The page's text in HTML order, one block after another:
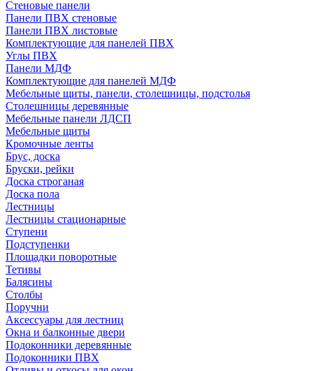
Стеновые панели
Панели ПВХ стеновые
Панели ПВХ листовые
Комплектующие для панелей ПВХ
Углы ПВХ
Панели МДФ
Комплектующие для панелей МДФ
Мебельные щиты, панели, столешницы, подстолья
Столешницы деревянные
Мебельные панели ЛДСП
Мебельные щиты
Кромочные ленты
Брус, доска
Бруски, рейки
Доска строганая
Доска пола
Лестницы
Лестницы стационарные
Ступени
Подступенки
Площадки поворотные
Тетивы
Балясины
Столбы
Поручни
Аксессуары для лестниц
Окна и балконные двери
Подоконники деревянные
Подоконники ПВХ